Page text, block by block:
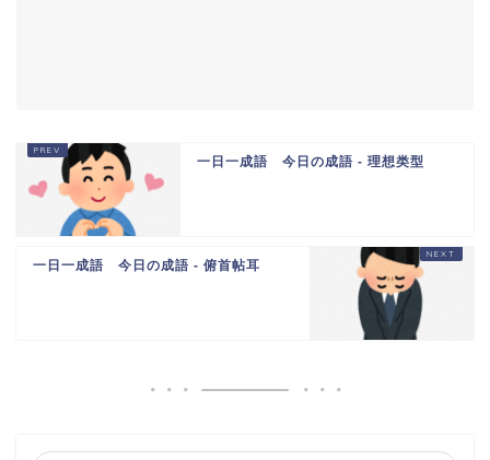
一日一成語 今日の成語 - 理想类型
一日一成語 今日の成語 - 俯首帖耳